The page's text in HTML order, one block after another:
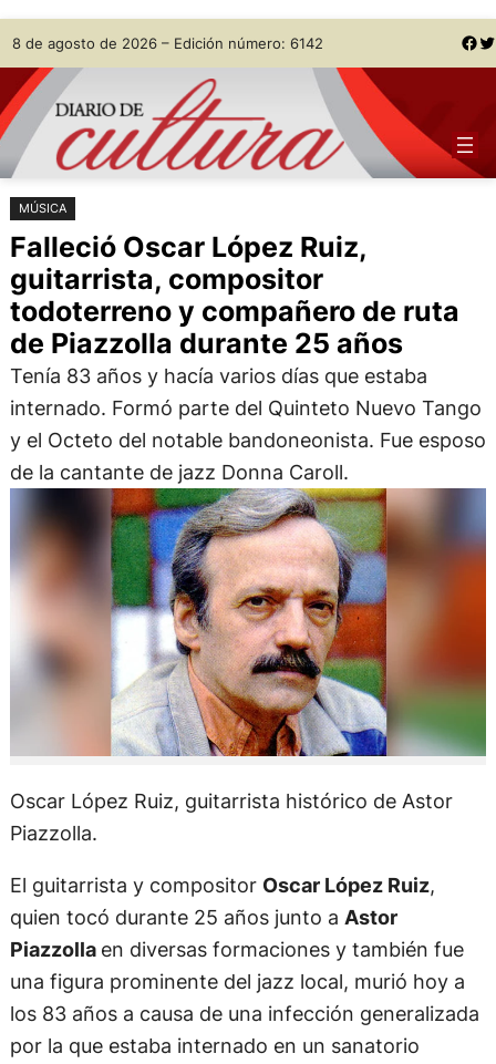
Saltar
al
contenido
Skip
to
content
8 de agosto de 2026 – Edición número: 6142 Facebook Twitter
MÚSICA
Falleció Oscar López Ruiz,
guitarrista, compositor
todoterreno y compañero de ruta
de Piazzolla durante 25 años
Tenía 83 años y hacía varios días que estaba
internado. Formó parte del Quinteto Nuevo Tango
y el Octeto del notable bandoneonista. Fue esposo
de la cantante de jazz Donna Caroll.
Oscar López Ruiz, guitarrista histórico de Astor
Piazzolla.
El guitarrista y compositor Oscar López Ruiz,
quien tocó durante 25 años junto a Astor
Piazzolla en diversas formaciones y también fue
una figura prominente del jazz local, murió hoy a
los 83 años a causa de una infección generalizada
por la que estaba internado en un sanatorio